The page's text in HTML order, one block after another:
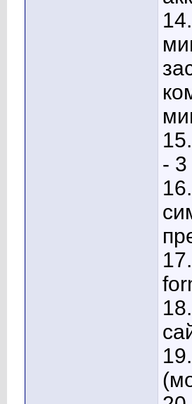
14.
15.
-
16.
17.
18.
19.